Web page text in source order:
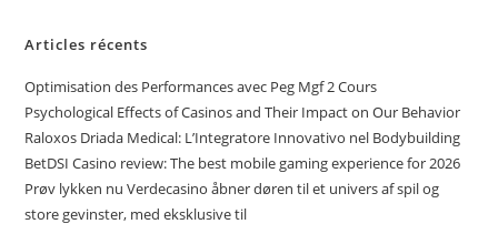
Articles récents
Optimisation des Performances avec Peg Mgf 2 Cours
Psychological Effects of Casinos and Their Impact on Our Behavior
Raloxos Driada Medical: L’Integratore Innovativo nel Bodybuilding
BetDSI Casino review: The best mobile gaming experience for 2026
Prøv lykken nu Verdecasino åbner døren til et univers af spil og
store gevinster, med eksklusive til